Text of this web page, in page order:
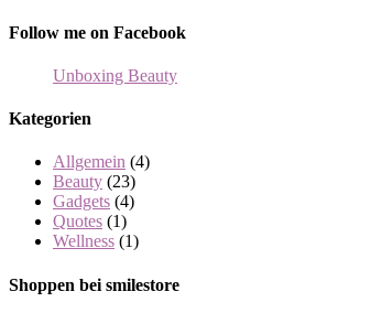
Follow me on Facebook
Unboxing Beauty
Kategorien
Allgemein (4)
Beauty (23)
Gadgets (4)
Quotes (1)
Wellness (1)
Shoppen bei smilestore